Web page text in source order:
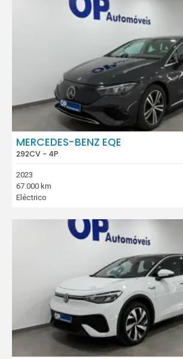
MERCEDES-BENZ EQE
292CV - 4P
2023
67.000 km
Eléctrico